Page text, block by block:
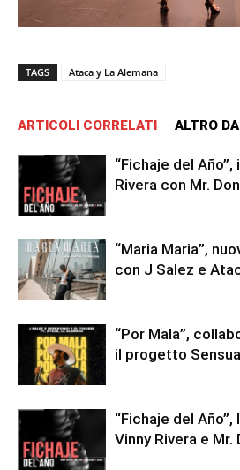
TAGS Ataca y La Alemana
ARTICOLI CORRELATI ALTRO
“Fichaje del
Rivera con Mr.
“Maria Maria”,
con J Salez e
“Por Mala”,
il progetto
“Fichaje del
Vinny Rivera e Mr.